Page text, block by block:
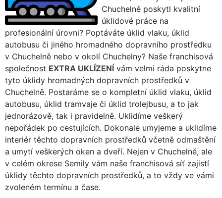
Chuchelně poskytl kvalitní
úklidové práce na
profesionální úrovni? Poptáváte úklid vlaku, úklid
autobusu či jiného hromadného dopravního prostředku
v Chuchelně nebo v okolí Chuchelny? Naše franchisová
společnost EXTRA UKLÍZENÍ vám velmi ráda poskytne
tyto úklidy hromadných dopravních prostředků v
Chuchelně. Postaráme se o kompletní úklid vlaku, úklid
autobusu, úklid tramvaje či úklid trolejbusu, a to jak
jednorázově, tak i pravidelně. Uklidíme veškerý
nepořádek po cestujících. Dokonale umyjeme a uklidíme
interiér těchto dopravních prostředků včetně odmaštění
a umytí veškerých oken a dveří. Nejen v Chuchelně, ale
v celém okrese Semily vám naše franchisová síť zajistí
úklidy těchto dopravních prostředků, a to vždy ve vámi
zvoleném termínu a čase.